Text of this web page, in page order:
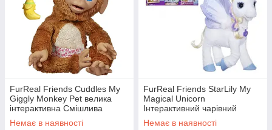
FurReal Friends Cuddles My
Giggly Monkey Pet велика
інтерактивна Смішлива
мавпочка від Hasbro
Немає в наявності
FurReal Friends StarLily My
Magical Unicorn
Інтерактивний чарівний
єдиноріг СтарЛили
Немає в наявності